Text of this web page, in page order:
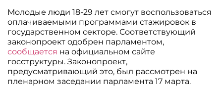
Молодые люди 18-29 лет смогут воспользоваться
оплачиваемыми программами стажировок в
государственном секторе. Соответствующий
законопроект одобрен парламентом,
сообщается на официальном сайте
госструктуры. Законопроект,
предусматривающий это, был рассмотрен на
пленарном заседании парламента 17 марта.